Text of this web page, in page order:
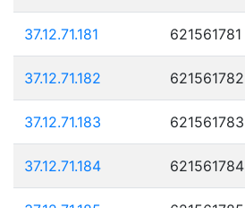
37.12.71.181 621561781
37.12.71.182 621561782
37.12.71.183 621561783
37.12.71.184 621561784